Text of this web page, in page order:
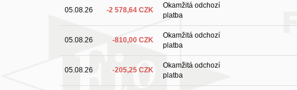
05.08.26 -2 578,64 CZK
Okamžitá odchozí
platba
05.08.26 -810,00 CZK
Okamžitá odchozí
platba
05.08.26 -205,25 CZK
Okamžitá odchozí
platba